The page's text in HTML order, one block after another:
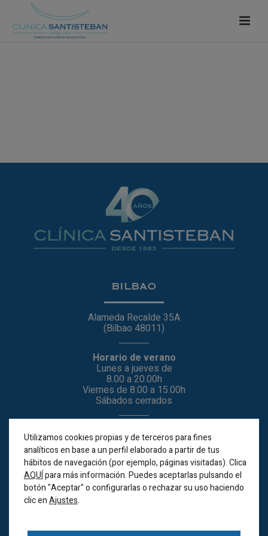
BILBAO
Alameda Recalde 35A
(Bilbao 48011)
Horario de verano
Lunes a jueves de
8.00 a 20.00h
Viernes de 8.00 a 15.00h
Sábados cerrados
944 44 38 00
686 517 005(Whatsapp)
IBIZA
Utilizamos cookies propias y de terceros para fines
analíticos en base a un perfil elaborado a partir de tus
hábitos de navegación (por ejemplo, páginas visitadas). Clica
AQUÍpara más información. Puedes aceptarlas pulsando el
botón "Aceptar" o configurarlas o rechazar su uso haciendo
clic enAjustes.